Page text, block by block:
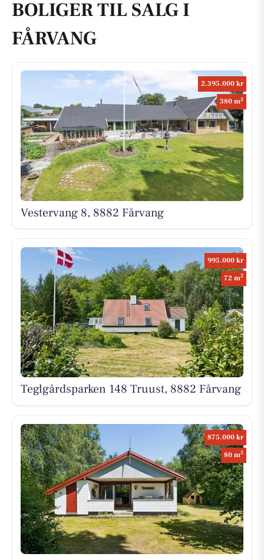
BOLIGER TIL SALG I
FÅRVANG
2.395.000 kr
380 m2
Vestervang 8, 8882 Fårvang
995.000 kr
72 m2
Teglgårdsparken 148 Truust, 8882 Fårvang
875.000 kr
80 m2